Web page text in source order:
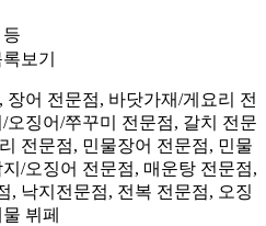
보기
어 전문점, 바닷가재/게요리 전
오징어/쭈꾸미 전문점, 갈치 전문
전문점, 민물장어 전문점, 민물
/오징어 전문점, 매운탕 전문점,
, 낙지전문점, 전복 전문점, 오징
뷔페